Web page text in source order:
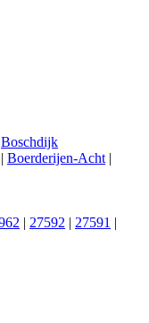
Boschdijk
Boerderijen-Acht |
| 27592 | 27591 |